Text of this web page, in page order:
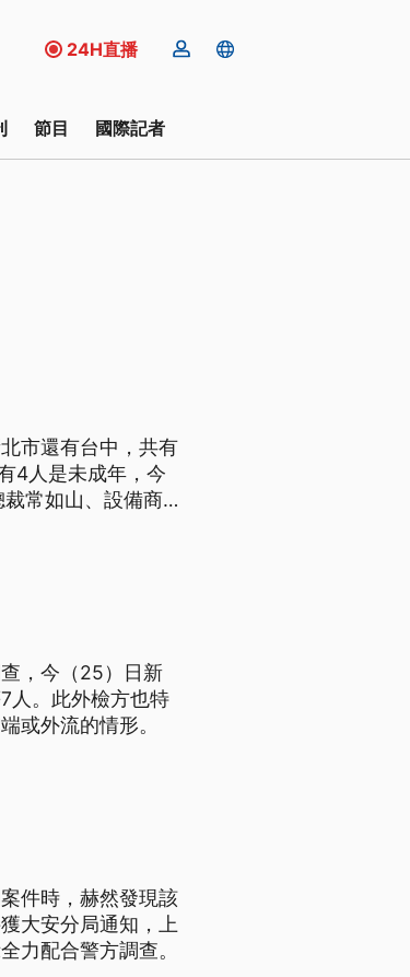
24H直播
節目 國際記者
市還有台中，共有
4人是未成年，今
裁常如山、設備商
，今（25）日新
人。此外檢方也特
或外流的情形。
件時，赫然發現該
大安分局通知，上
力配合警方調查。